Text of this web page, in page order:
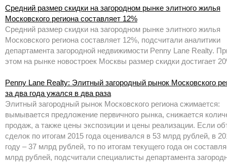
Средний размер скидки на загородном рынке элитного жилья
Московского региона составляет 12%
Средний размер скидки на загородном рынке элитного жилья
Московского региона составляет 12%, подсчитали аналитики
департамента загородной недвижимости Penny Lane Realty.
этом на рынке новостроек Москвы размер скидки достигает
Penny Lane Realty: Элитный загородный рынок Московского
за два года ужался в два раза
Элитный загородный рынок Московского региона сжимается:
вымывается предложение первичного рынка, снижается
продаж, а также цены экспозиции и цены реализации. Если
сделок по итогам 2015 года оценивался в 53 млрд рублей, в
году – 37 млрд рублей, то по итогам текущего года он
млрд рублей, подсчитали специалисты департамента